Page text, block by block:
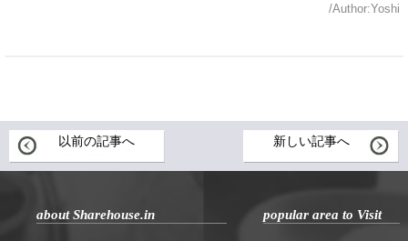
/Author:Yoshi
以前の記事へ 新しい記事へ
about Sharehouse.in popular area to Visit